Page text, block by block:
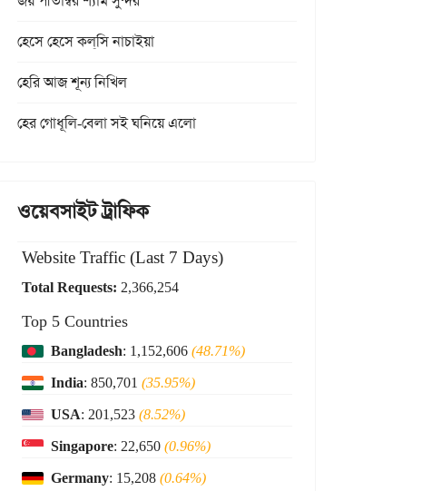
হেসে হেসে কল্‌সি নাচাইয়া
হেরি আজ শূন্য নিখিল
হের গোধূলি-বেলা সই ঘনিয়ে এলো
ওয়েবসাইট ট্রাফিক
Website Traffic (Last 7 Days)
Total Requests: 2,366,254
Top 5 Countries
Bangladesh: 1,152,606(48.71%)
India: 850,701 (35.95%)
USA: 201,523(8.52%)
Singapore: 22,650(0.96%)
Germany: 15,208(0.64%)